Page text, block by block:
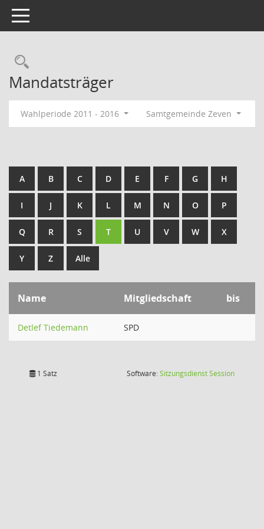
Toggle navigation
Rechercheauswahl
Mandatsträger
Wahlperiode 2011 - 2016 Samtgemeinde Zeven
A B C D E F G H
I J K L M N O P
Q R S T U V W X
Y Z Alle
Name Mitgliedschaft bis
Detlef Tiedemann SPD
1 Satz Software:SitzungsdienstSession(Wird in